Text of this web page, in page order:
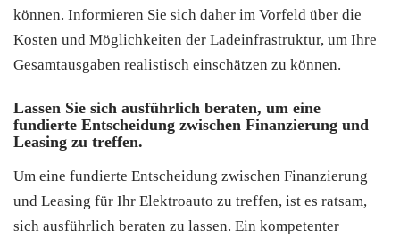
können. Informieren Sie sich daher im Vorfeld über die
Kosten und Möglichkeiten der Ladeinfrastruktur, um Ihre
Gesamtausgaben realistisch einschätzen zu können.
Lassen Sie sich ausführlich beraten, um eine
fundierte Entscheidung zwischen Finanzierung und
Leasing zu treffen.
Um eine fundierte Entscheidung zwischen Finanzierung
und Leasing für Ihr Elektroauto zu treffen, ist es ratsam,
sich ausführlich beraten zu lassen. Ein kompetenter